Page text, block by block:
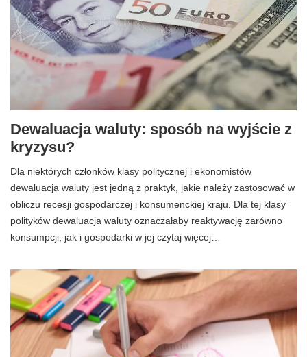
Dewaluacja waluty: sposób na wyjście z
kryzysu?
Dla niektórych członków klasy politycznej i ekonomistów
dewaluacja waluty jest jedną z praktyk, jakie należy zastosować w
obliczu recesji gospodarczej i konsumenckiej kraju. Dla tej klasy
polityków dewaluacja waluty oznaczałaby reaktywację zarówno
konsumpcji, jak i gospodarki w jej czytaj więcej…